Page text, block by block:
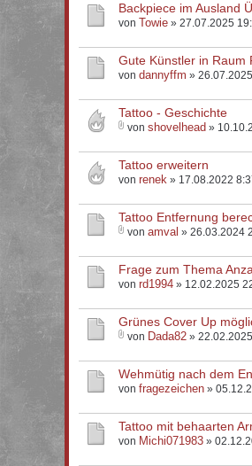
Backpiece im Ausland
von Towie » 27.07.2025
Gute Künstler in Raum
von dannyffm »
Tattoo - Geschichte
von shovelhead »
Tattoo erweitern
von renek » 17.08.2022
Tattoo Entfernung
von amval » 26.03.2024
Frage zum Thema
von rd1994 » 12.02.2025
Grünes Cover Up
von Dada82 »
Wehmütig nach dem
von fragezeichen »
Tattoo mit behaarten
von Michi071983 »